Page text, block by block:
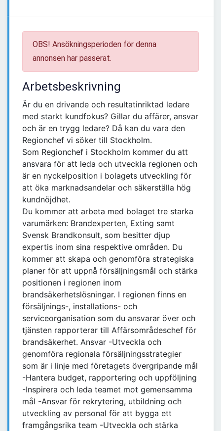
OBS! Ansökningsperioden för denna
annonsen har passerat.
Arbetsbeskrivning
Är du en drivande och resultatinriktad ledare
med starkt kundfokus? Gillar du affärer, ansvar
och är en trygg ledare? Då kan du vara den
Regionchef vi söker till Stockholm.
Som Regionchef i Stockholm kommer du att
ansvara för att leda och utveckla regionen och
är en nyckelposition i bolagets utveckling för
att öka marknadsandelar och säkerställa hög
kundnöjdhet.
Du kommer att arbeta med bolaget tre starka
varumärken: Brandexperten, Exting samt
Svensk Brandkonsult, som besitter djup
expertis inom sina respektive områden. Du
kommer att skapa och genomföra strategiska
planer för att uppnå försäljningsmål och stärka
positionen i regionen inom
brandsäkerhetslösningar. I regionen finns en
försäljnings-, installations- och
serviceorganisation som du ansvarar över och
tjänsten rapporterar till Affärsområdeschef för
brandsäkerhet. Ansvar -Utveckla och
genomföra regionala försäljningsstrategier
som är i linje med företagets övergripande mål
-Hantera budget, rapportering och uppföljning
-Inspirera och leda teamet mot gemensamma
mål -Ansvar för rekrytering, utbildning och
utveckling av personal för att bygga ett
framgångsrika team -Utveckla och stärka